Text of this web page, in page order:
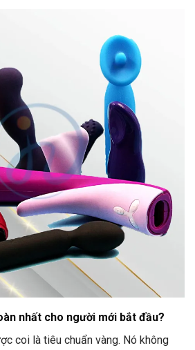
nhất cho người mới bắt đầu?
coi là tiêu chuẩn vàng. Nó không